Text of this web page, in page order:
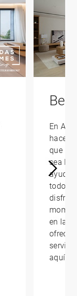
En
que la
sea lo
todo lo
en la
aquí